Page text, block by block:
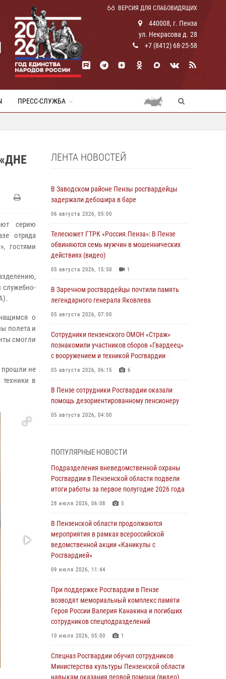
ВЕРСИЯ ДЛЯ СЛАБОВИДЯЩИХ
440008, г. Пенза
ул. Некрасова д. 28
+7 (8412) 68-25-58
ПРЕСС-СЛУЖБА
серию
отряда
гостями
служебно-
о
полета и
смогли
прошли не
в
ЛЕНТА НОВОСТЕЙ
В Заводском районе Пензы росгвардейцы
задержали дебошира в баре
06 августа 2026, 05:00
Телесюжет ГТРК «Россия.Пенза»: В Пензе
обвиняются семь мужчин в мошеннических
действиях (видео)
05 августа 2026, 15:50 1
В Заречном росгвардейцы почтили память
легендарного генерала Яковлева
05 августа 2026, 07:00
Сотрудники пензенского ОМОН «Страж»
познакомили участников сборов «Гвардеец»
с вооружением и техникой Росгвардии
05 августа 2026, 06:15 6
В Пензе сотрудники Росгвардии оказали
помощь дезориентированному пенсионеру
05 августа 2026, 04:00
маскировавшейся под реабилитационный
центр (видео)
04 августа 2026, 07:05 4 1
В Управлении Росгвардии по Пензенской
полугодие 2026 года
04 августа 2026, 06:08
Росгвардия обеспечила безопасность
праздничных мероприятий в День ВДВ в
03 августа 2026, 07:14 1
В Пензе сотрудники Росгвардии задержали
мужчину, который криками и нецензурной
бранью напугал жильцов многоквартирного
03 августа 2026, 05:59
ПОПУЛЯРНЫЕ НОВОСТИ
Подразделения вневедомственной охраны
Росгвардии в Пензенской области подвели
итоги работы за первое полугодие 2026 года
28 июля 2026, 06:08 5
В Пензенской области продолжаются
мероприятия в рамках всероссийской
ведомственной акции «Каникулы с
Росгвардией»
09 июля 2026, 11:44
При поддержке Росгвардии в Пензе
возводят мемориальный комплекс памяти
Героя России Валерия Канакина и погибших
сотрудников спецподразделений
10 июля 2026, 05:00 1
Спецназ Росгвардии обучил сотрудников
Министерства культуры Пензенской области
навыкам оказания первой помощи (видео)